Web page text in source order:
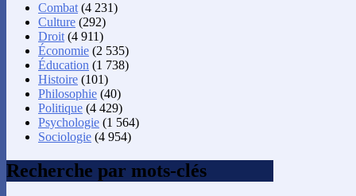
Combat (4 231)
Culture (292)
Droit (4 911)
Économie (2 535)
Éducation (1 738)
Histoire (101)
Philosophie (40)
Politique (4 429)
Psychologie (1 564)
Sociologie (4 954)
Recherche par mots-clés